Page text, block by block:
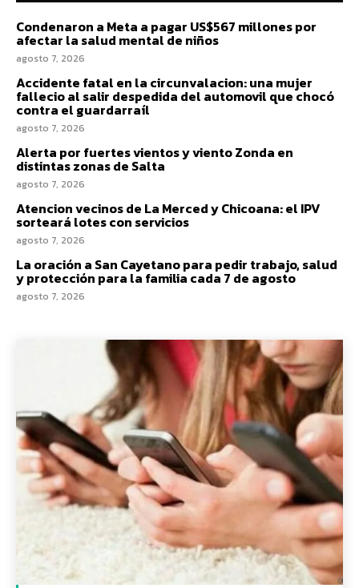
Condenaron a Meta a pagar US$567 millones por
afectar la salud mental de niños
agosto 7, 2026
Accidente fatal en la circunvalacion: una mujer
fallecio al salir despedida del automovil que chocó
contra el guardarraíl
agosto 7, 2026
Alerta por fuertes vientos y viento Zonda en
distintas zonas de Salta
agosto 7, 2026
Atencion vecinos de La Merced y Chicoana: el IPV
sorteará lotes con servicios
agosto 7, 2026
La oración a San Cayetano para pedir trabajo, salud
y protección para la familia cada 7 de agosto
agosto 7, 2026